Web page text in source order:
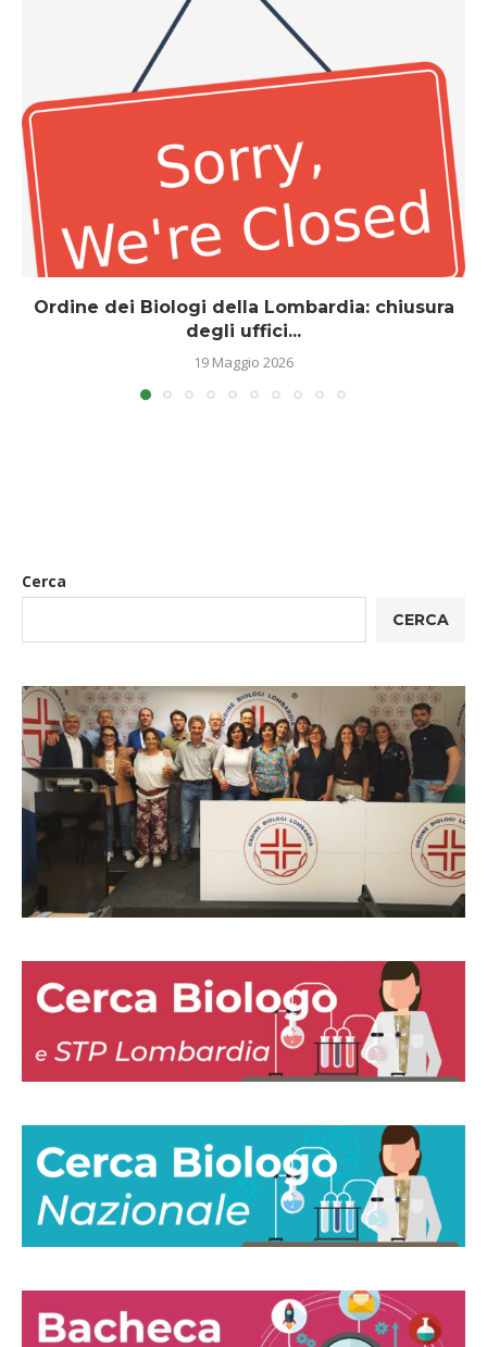
Ordine dei Biologi della Lombardia: chiusura
degli uffici...
19 Maggio 2026
Cerca
CERCA